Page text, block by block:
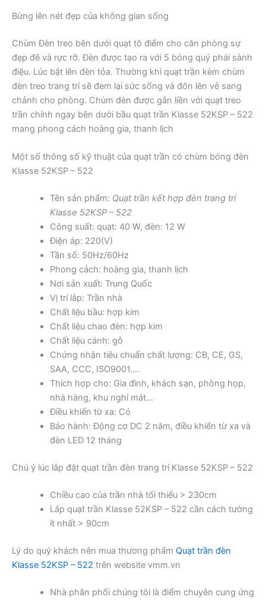
Bừng lên nét đẹp của không gian sống
Chùm Đèn treo bên dưới quạt tô điểm cho căn phòng sự
đẹp đẽ và rực rỡ. Đèn được tạo ra với 5 bóng quý phái sành
điệu. Lúc bật lên đèn tỏa. Thường khi quạt trần kèm chùm
đèn treo trang trí sẽ đem lại sức sống và đôn lên vẻ sang
chảnh cho phòng. Chùm đèn được gắn liền với quạt treo
trần chính ngay bên dưới bầu quạt trần Klasse 52KSP – 522
mang phong cách hoàng gia, thanh lịch
Một số thông số kỹ thuật của quạt trần có chùm bóng đèn
Klasse 52KSP – 522
Tên sản phẩm: Quạt trần kết hợp đèn trang trí
Klasse 52KSP – 522
Công suất: quạt: 40 W, đèn: 12 W
Điện áp: 220(V)
Tần số: 50Hz/60Hz
Phong cách: hoàng gia, thanh lịch
Nơi sản xuất: Trung Quốc
Vị trí lắp: Trần nhà
Chất liệu bầu: hợp kim
Chất liệu chao đèn: hợp kim
Chất liệu cánh: gỗ
Chứng nhận tiêu chuẩn chất lượng: CB, CE, GS,
SAA, CCC, ISO9001….
Thích hợp cho: Gia đình, khách sạn, phòng họp,
nhà hàng, khu nghỉ mát…
Điều khiển từ xa: Có
Bảo hành: Động cơ DC 2 năm, điều khiển từ xa và
đèn LED 12 tháng
Chú ý lúc lắp đặt quạt trần đèn trang trí Klasse 52KSP – 522
Chiều cao của trần nhà tối thiểu > 230cm
Lắp quạt trần Klasse 52KSP – 522 cần cách tường
ít nhất > 90cm
Lý do quý khách nên mua thương phẩm Quạt trần đèn
Klasse 52KSP – 522 trên website vmm.vn
Nhà phân phối chúng tôi là điểm chuyên cung ứng